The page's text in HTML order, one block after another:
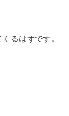
るはずです。